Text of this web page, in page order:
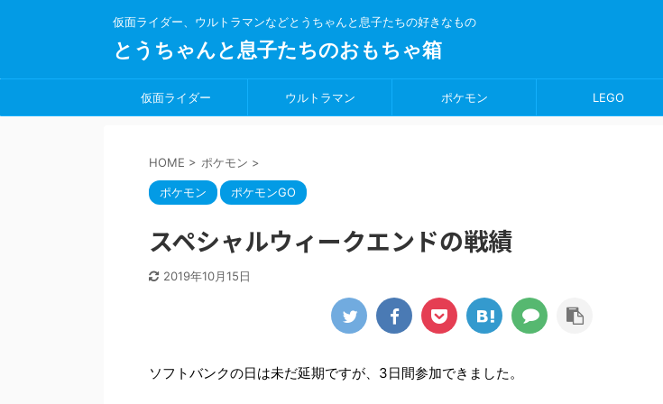
仮面ライダー、ウルトラマンなどとうちゃんと息子たちの好きなもの
とうちゃんと息子たちのおもちゃ箱
仮面ライダー ウルトラマン ポケモン LEGO
HOME > ポケモン >
ポケモン ポケモンGO
スペシャルウィークエンドの戦績
2019年10月15日
ソフトバンクの日は未だ延期ですが、3日間参加できました。